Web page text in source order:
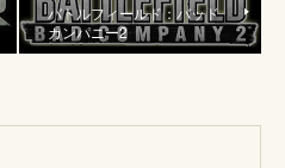
バトルフィールド：バッド
カンパニー2